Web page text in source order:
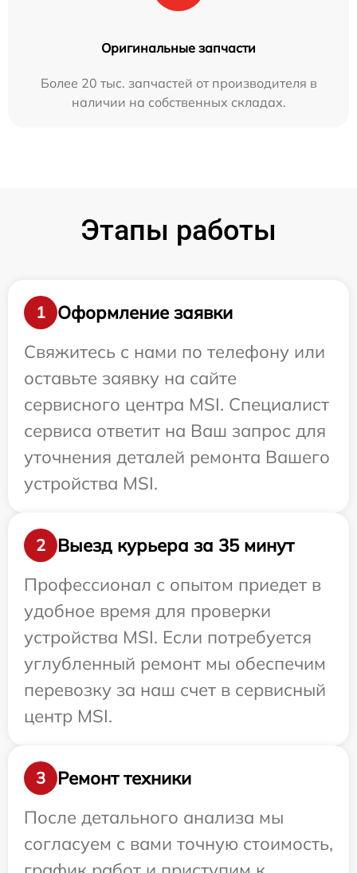
Оригинальные запчасти
Более 20 тыс. запчастей от производителя в
наличии на собственных складах.
Этапы работы
1
Оформление заявки
Свяжитесь с нами по телефону или
оставьте заявку на сайте
сервисного центра MSI. Специалист
сервиса ответит на Ваш запрос для
уточнения деталей ремонта Вашего
устройства MSI.
2
Выезд курьера за 35 минут
Профессионал с опытом приедет в
удобное время для проверки
устройства MSI. Если потребуется
углубленный ремонт мы обеспечим
перевозку за наш счет в сервисный
центр MSI.
3
Ремонт техники
После детального анализа мы
согласуем с вами точную стоимость,